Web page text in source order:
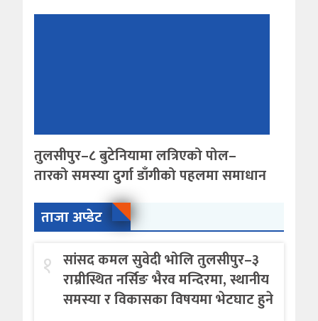
तुलसीपुर–८ बुटेनियामा लत्रिएको पोल–
तारको समस्या दुर्गा डाँगीको पहलमा समाधान
ताजा अप्डेट
१ सांसद कमल सुवेदी भोलि तुलसीपुर–३
राम्रीस्थित नर्सिङ भैरव मन्दिरमा, स्थानीय
समस्या र विकासका विषयमा भेटघाट हुने